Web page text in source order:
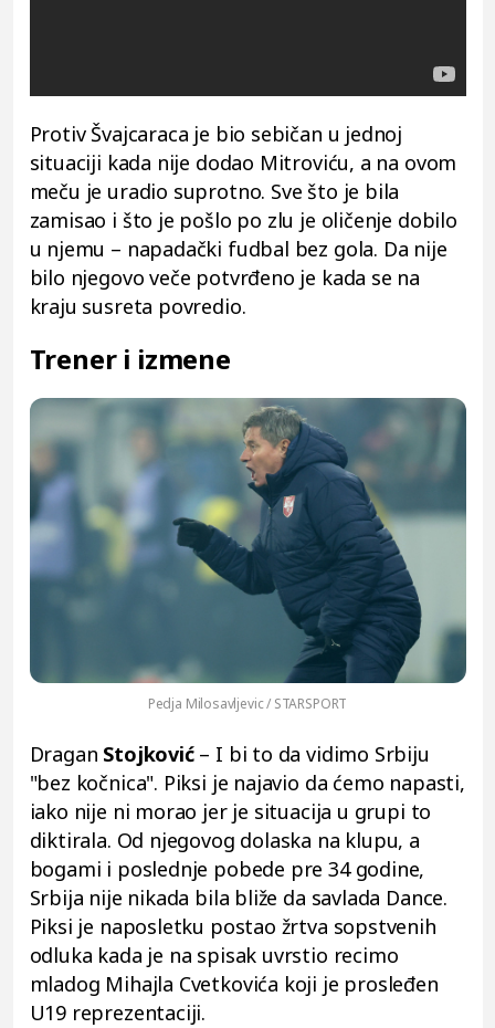
Protiv Švajcaraca je bio sebičan u jednoj
situaciji kada nije dodao Mitroviću, a na ovom
meču je uradio suprotno. Sve što je bila
zamisao i što je pošlo po zlu je oličenje dobilo
u njemu – napadački fudbal bez gola. Da nije
bilo njegovo veče potvrđeno je kada se na
kraju susreta povredio.
Trener i izmene
Pedja Milosavljevic / STARSPORT
Dragan Stojković – I bi to da vidimo Srbiju
"bez kočnica". Piksi je najavio da ćemo napasti,
iako nije ni morao jer je situacija u grupi to
diktirala. Od njegovog dolaska na klupu, a
bogami i poslednje pobede pre 34 godine,
Srbija nije nikada bila bliže da savlada Dance.
Piksi je naposletku postao žrtva sopstvenih
odluka kada je na spisak uvrstio recimo
mladog Mihajla Cvetkovića koji je prosleđen
U19 reprezentaciji.